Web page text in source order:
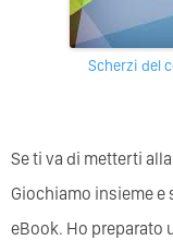
Scherzi del
Se ti va di metterti
Giochiamo insieme e
eBook. Ho preparato